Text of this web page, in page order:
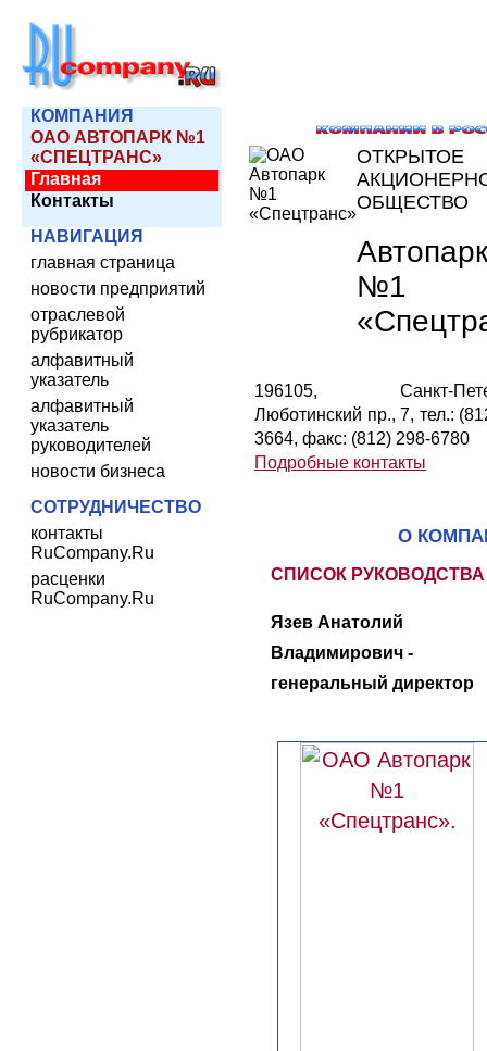
КОМПАНИЯ
ОАО АВТОПАРК №1
«СПЕЦТРАНС»
Главная
Контакты
НАВИГАЦИЯ
главная страница
новости предприятий
отраслевой
рубрикатор
алфавитный
указатель
алфавитный
указатель
руководителей
новости бизнеса
СОТРУДНИЧЕСТВО
контакты
RuCompany.Ru
расценки
RuCompany.Ru
ОТКРЫТОЕ
ОБЩЕСТВО
Автопарк
№1
196105, Санкт-
Люботинский пр., 7, тел.:
3664, факс: (812) 298-6780
Подробные контакты
О
СПИСОК РУКОВОДСТВА
Язев Анатолий
Владимирович -
генеральный директор